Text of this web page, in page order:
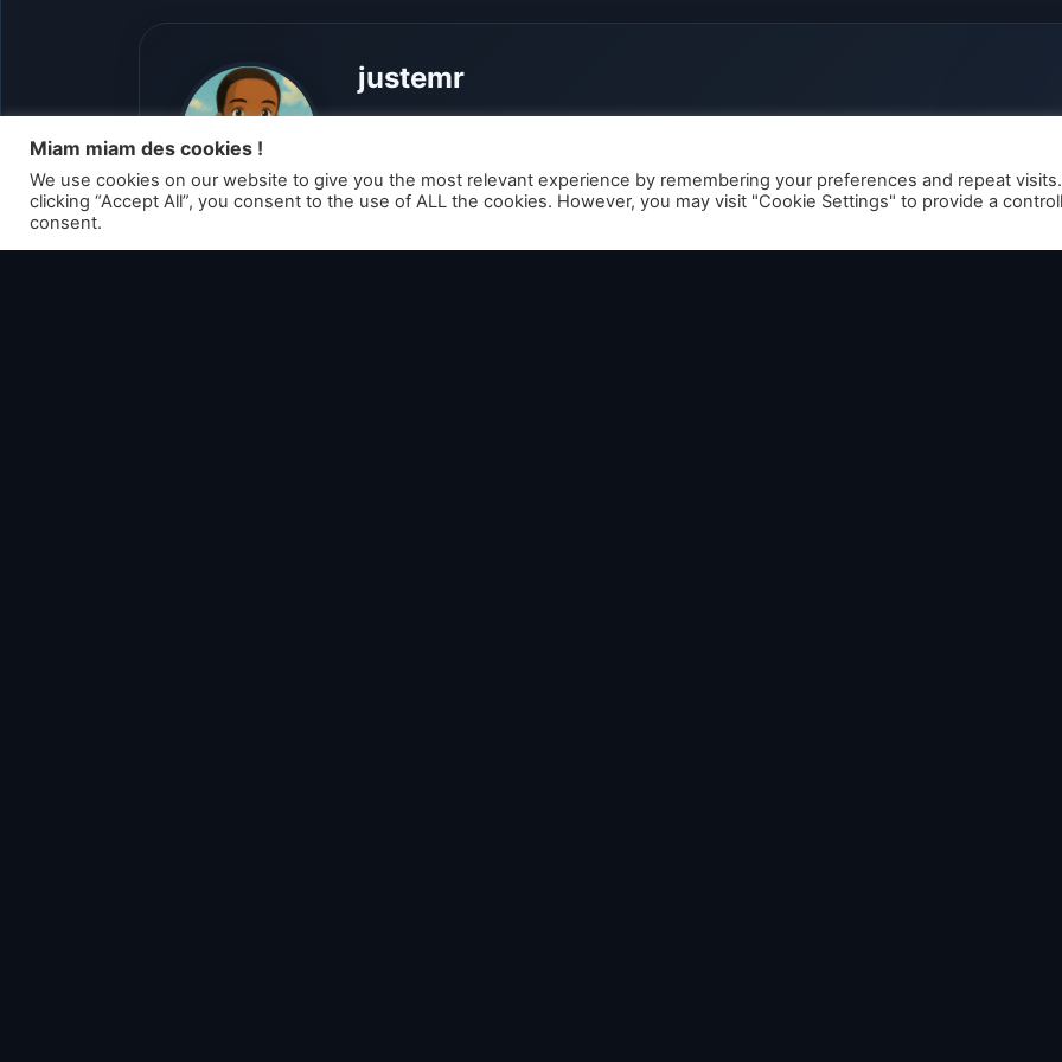
justemr
Miam miam des cookies !
We use cookies on our website to give you the most relevant experience by remembering your preferences and repeat
clicking “Accept All”, you consent to the use of ALL the cookies. However, you may visit "Cookie Settings" to provide a
consent.